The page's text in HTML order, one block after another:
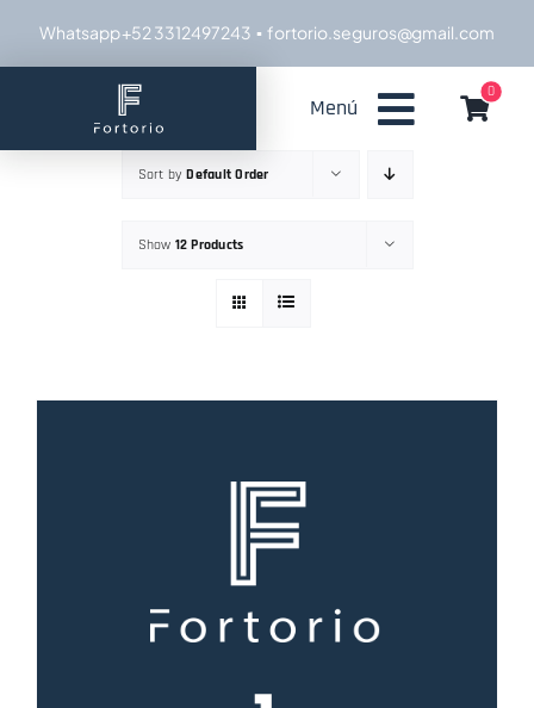
Whatsapp +52 3312497243 ▪ fortorio.seguros@gmail.com
Menú
0
Sort byDefault Order
Show 12 Products